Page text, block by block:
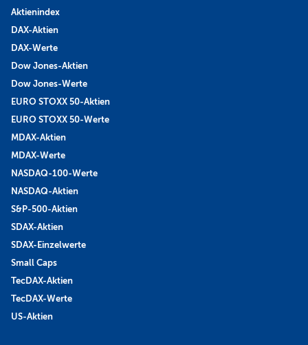
Aktienindex
DAX-Aktien
DAX-Werte
Dow Jones-Aktien
Dow Jones-Werte
EURO STOXX 50-Aktien
EURO STOXX 50-Werte
MDAX-Aktien
MDAX-Werte
NASDAQ-100-Werte
NASDAQ-Aktien
S&P-500-Aktien
SDAX-Aktien
SDAX-Einzelwerte
Small Caps
TecDAX-Aktien
TecDAX-Werte
US-Aktien